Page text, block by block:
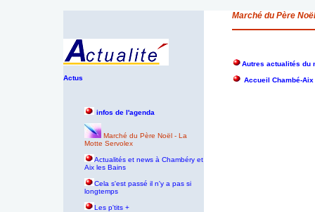
Marché du Père
Actus
Autres actualités du
Accueil Chambé-Aix
infos de l'agenda
Marché du Père Noël - La
Motte Servolex
Actualités et news à Chambéry et
Aix les Bains
Cela s'est passé il n'y a pas si
longtemps
Les p'tits +